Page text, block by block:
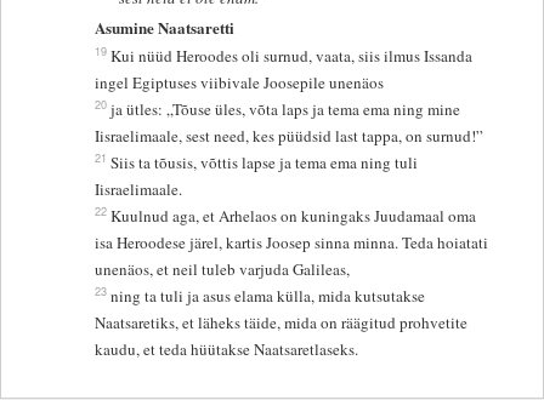
Asumine Naatsaretti
19 Kui nüüd Heroodes oli surnud, vaata, siis ilmus Issanda
ingel Egiptuses viibivale Joosepile unenäos
20 ja ütles: „Tõuse üles, võta laps ja tema ema ning mine
Iisraelimaale, sest need, kes püüdsid last tappa, on surnud!”
21 Siis ta tõusis, võttis lapse ja tema ema ning tuli
Iisraelimaale.
22 Kuulnud aga, et Arhelaos on kuningaks Juudamaal oma
isa Heroodese järel, kartis Joosep sinna minna. Teda hoiatati
unenäos, et neil tuleb varjuda Galileas,
23 ning ta tuli ja asus elama külla, mida kutsutakse
Naatsaretiks, et läheks täide, mida on räägitud prohvetite
kaudu, et teda hüütakse Naatsaretlaseks.